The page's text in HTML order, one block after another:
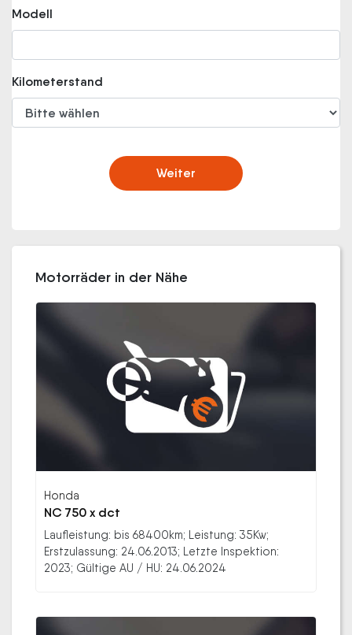
Modell
Kilometerstand
Weiter
Motorräder in der Nähe
Honda
NC 750 x dct
Laufleistung: bis 68400km; Leistung: 35Kw;
Erstzulassung: 24.06.2013; Letzte Inspektion:
2023; Gültige AU / HU: 24.06.2024